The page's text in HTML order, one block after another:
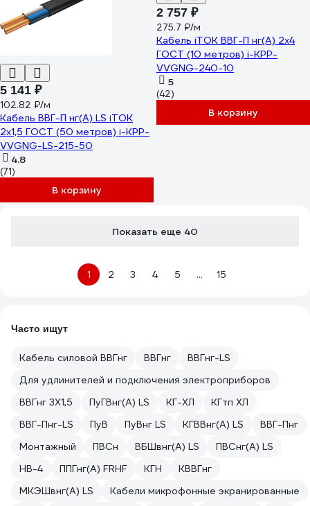
5 141 ₽
102.82 ₽/м
Кабель ВВГ-П нг(А) LS iTOK
2x1,5 ГОСТ (50 метров) i-KPP-
VVGNG-LS-215-50
4.8
(71)
В корзину
2 757 ₽
275.7 ₽/м
Кабель iTOK ВВГ-П нг(А) 2x4
ГОСТ (10 метров) i-KPP-
VVGNG-240-10
5
(42)
В корзину
Показать еще 40
1 2 3 4 5 ... 15
Часто ищут
Кабель силовой ВВГнг ВВГнг
ВВГнг-LS
Для удлинителей и подключения электроприборов
ВВГнг 3Х1,5
ПуГВнг(A) LS КГ-ХЛ
КГтп ХЛ
ВВГ-Пнг-LS
ПуВ ПуВнг LS КГВВнг(A) LS
ВВГ-Пнг
Монтажный
ПВСн ВБШвнг(A) LS
ПВСнг(A) LS
НВ-4
ППГнг(A) FRHF КГН
КВВГнг
МКЭШвнг(A) LS
Кабели микрофонные экранированные